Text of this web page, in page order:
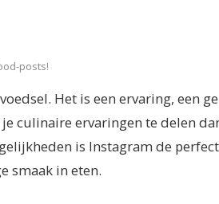
posts!
Het is een ervaring, een
culinaire ervaringen te delen
is Instagram de
smaak in eten.